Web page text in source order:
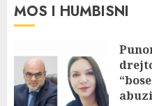
MOS I HUMBISNI